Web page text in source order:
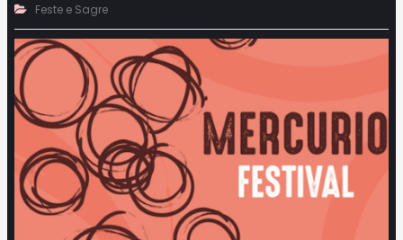
Feste e Sagre